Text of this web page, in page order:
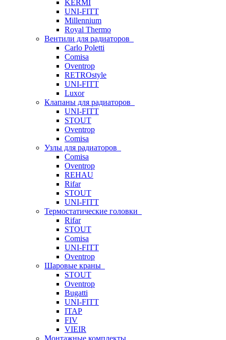
KERMI
UNI-FITT
Millennium
Royal Thermo
Вентили для радиаторов
Carlo Poletti
Comisa
Oventrop
RETROstyle
UNI-FITT
Luxor
Клапаны для радиаторов
UNI-FITT
STOUT
Oventrop
Comisa
Узлы для радиаторов
Comisa
Oventrop
REHAU
Rifar
STOUT
UNI-FITT
Термостатические головки
Rifar
STOUT
Comisa
UNI-FITT
Oventrop
Шаровые краны
STOUT
Oventrop
Bugatti
UNI-FITT
ITAP
FIV
VIEIR
Монтажные комплекты